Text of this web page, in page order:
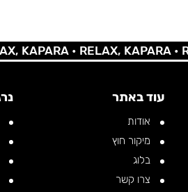
KAPARA •RELAX, KAPARA •
עוד באתר
אודות
מיקור חוץ
בלוג
צרו קשר